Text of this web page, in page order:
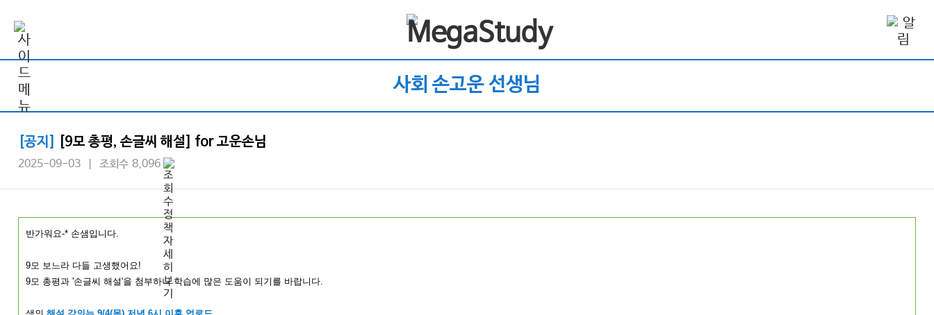
사회 손고운 선생님
[공지] [9모 총평, 손글씨 해설] for 고운손님
2025-09-03 | 조회수 8,096
반가워요-* 손샘입니다.
9모 보느라 다들 고생했어요!
9모 총평과 '손글씨 해설'을 첨부하니 학습에 많은 도움이 되기를 바랍니다.